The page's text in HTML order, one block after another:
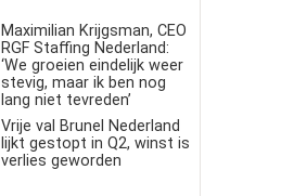
Maximilian Krijgsman, CEO
RGF Staffing Nederland:
‘We groeien eindelijk weer
stevig, maar ik ben nog
lang niet tevreden’
Vrije val Brunel Nederland
lijkt gestopt in Q2, winst is
verlies geworden